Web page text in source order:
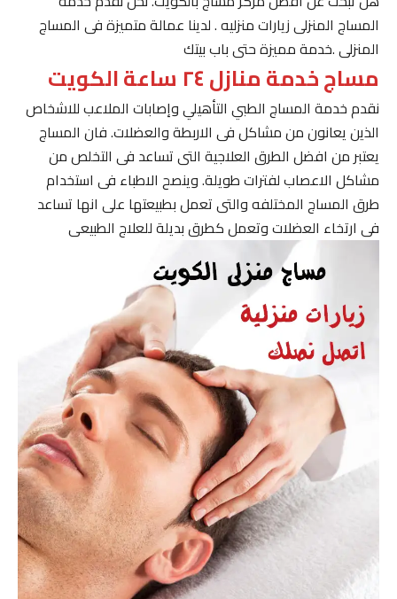
المساج المنزلى زيارات منزليه . لدينا عمالة متميزة فى المساج
المنزلى .خدمة مميزة حتى باب بيتك
مساج خدمة منازل ٢٤ ساعة الكويت
نقدم خدمة المساج الطبي التأهيلي وإصابات الملاعب للاشخاص
الذين يعانون من مشاكل فى الاربطة والعضلات. فان المساج
يعتبر من افضل الطرق العلاجية التى تساعد فى التخلص من
مشاكل الاعصاب لفترات طويلة. وينصح الاطباء فى استخدام
طرق المساج المختلفه والتى تعمل بطبيعتها على انها تساعد
فى ارتخاء العضلات وتعمل كطرق بديلة للعلاج الطبيعى